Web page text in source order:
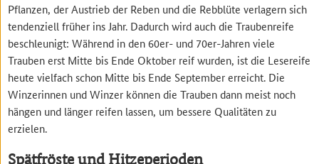
Pflanzen, der Austrieb der Reben und die Rebblüte verlagern sich
tendenziell früher ins Jahr. Dadurch wird auch die Traubenreife
beschleunigt: Während in den 60er- und 70er-Jahren viele
Trauben erst Mitte bis Ende Oktober reif wurden, ist die Lesereife
heute vielfach schon Mitte bis Ende September erreicht. Die
Winzerinnen und Winzer können die Trauben dann meist noch
hängen und länger reifen lassen, um bessere Qualitäten zu
erzielen.
Spätfröste und Hitzeperioden